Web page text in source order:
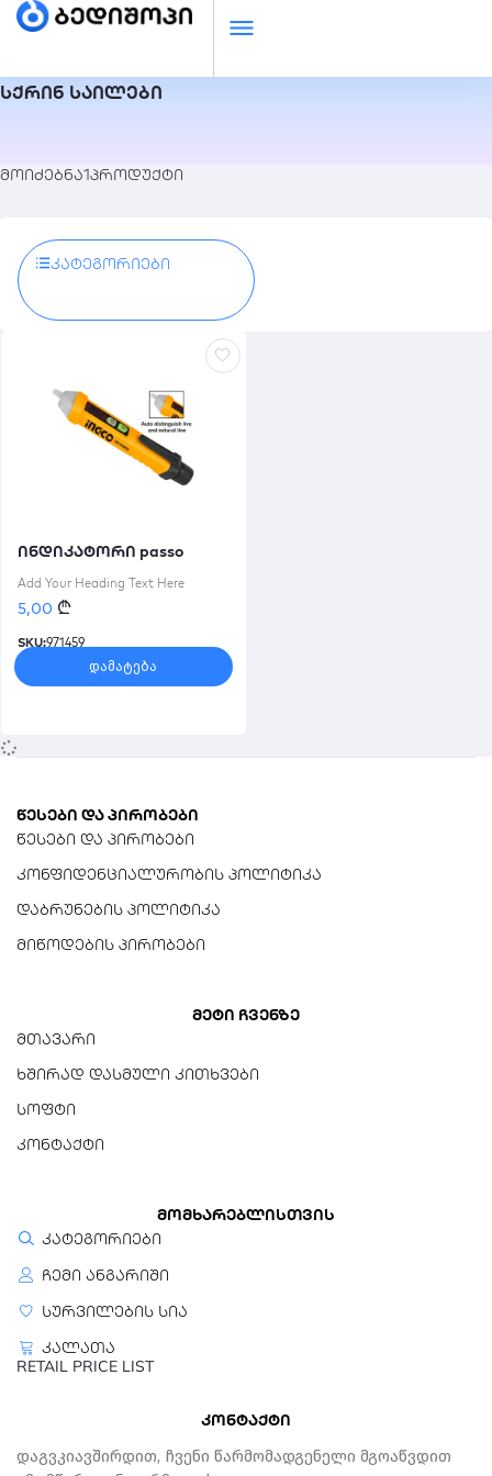
სქრინ საილები
მოიძებნა1პროდუქტი
Კატეგორიები
ინდიკატორი passo
Add Your Heading Text Here
5,00 ₾
SKU:971459
დამატება
წესები და პირობები
წესები და პირობები
კონფიდენციალურობის პოლიტიკა
დაბრუნების პოლიტიკა
მიწოდების პირობები
მეტი ჩვენზე
მთავარი
ხშირად დასმული კითხვები
სოფტი
კონტაქტი
მომხარებლისთვის
კატეგორიები
ჩემი ანგარიში
სურვილების სია
კალათა
RETAIL PRICE LIST
კონტაქტი
Დაგვკიავშირდით, Ჩვენი Წარმომადგენელი Მგოაწვდით